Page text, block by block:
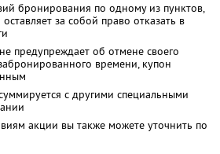
бронирования по одному из пунктов,
за собой право отказать в
предупреждает об отмене своего
времени, купон
с другими специальными
акции вы также можете уточнить по